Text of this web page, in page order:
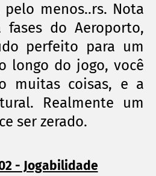
pelo menos..rs. Nota
fases do Aeroporto,
perfeito para um
longo do jogo, você
muitas coisas, e a
Realmente um
ser zerado.
- Jogabilidade